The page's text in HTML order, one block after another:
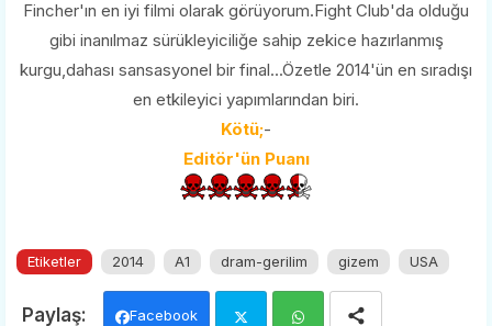
Fincher'ın en iyi filmi olarak görüyorum.Fight Club'da olduğu
gibi inanılmaz sürükleyiciliğe sahip zekice hazırlanmış
kurgu,dahası sansasyonel bir final...Özetle 2014'ün en sıradışı
en etkileyici yapımlarından biri.
Kötü;-
Editör'ün Puanı
Etiketler 2014 A1 dram-gerilim gizem USA
Facebook